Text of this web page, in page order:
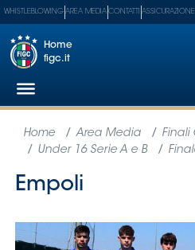
Federazione
Nazionali
Partner
Tecnici
WHISTLEBLOWING AREA MEDIA CONTATTI ASSICURAZIONE
Home
figc.it